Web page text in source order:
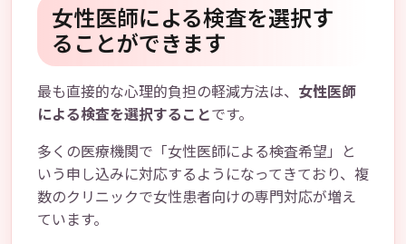
女性医師による検査を選択す
ることができます
最も直接的な心理的負担の軽減方法は、 女性医師
による検査を選択することです。
多くの医療機関で「女性医師による検査希望」と
いう申し込みに対応するようになってきており、複
数のクリニックで女性患者向けの専門対応が増え
ています。